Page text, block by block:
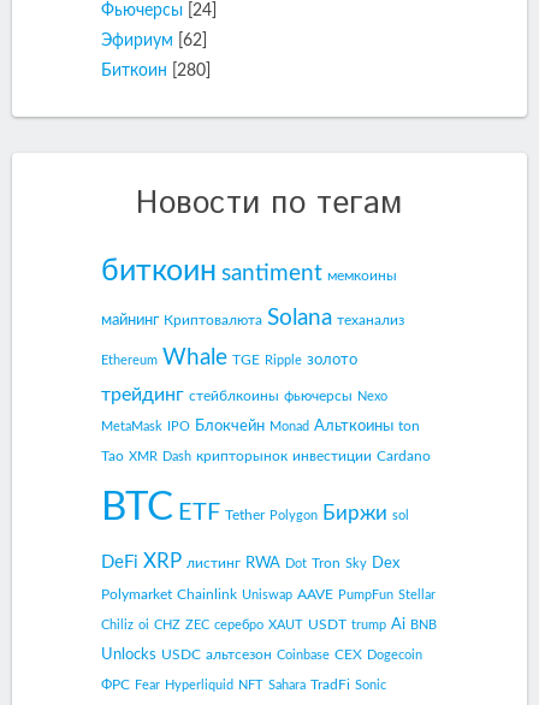
Фьючерсы
[24]
Эфириум
[62]
Биткоин
[280]
Новости по тегам
биткоин santiment мемкоины
майнинг Криптовалюта Solana теханализ
Ethereum Whale TGE Ripple золото
трейдинг стейблкоины фьючерсы Nexo
MetaMask IPO Блокчейн Monad Альткоины ton
Tao XMR Dash крипторынок инвестиции Cardano
BTC ETF Tether Polygon Биржи sol
DeFi XRP листинг RWA Dot Tron Sky Dex
Polymarket Chainlink Uniswap AAVE PumpFun Stellar
Chiliz oi CHZ ZEC серебро XAUT USDT trump Ai BNB
Unlocks USDC альтсезон Coinbase CEX Dogecoin
ФРС Fear Hyperliquid NFT Sahara TradFi Sonic